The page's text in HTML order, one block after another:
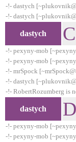
-!- dastych
-!- dastych
dastych
-!- pexyny-mob
-!- pexyny-mob
-!- mrSpock
-!- dastych
-!- RobertRozumberg is
dastych
-!- pexyny-mob
-!- pexyny-mob